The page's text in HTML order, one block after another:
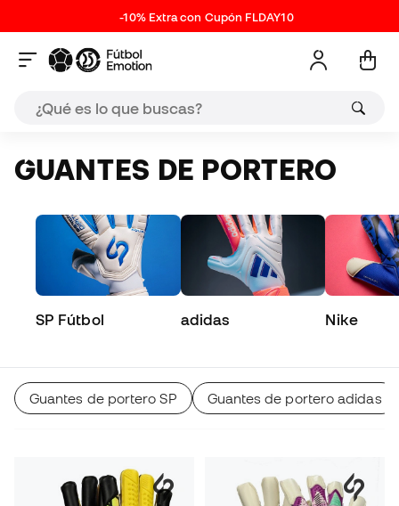
-10% Extra con Cupón FLDAY10
GUANTES DE PORTERO
SP Fútbol adidas Nike
Guantes de portero SP Guantes de portero adidas